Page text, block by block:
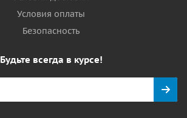
Условия оплаты
Безопасность
Будьте всегда в курсе!